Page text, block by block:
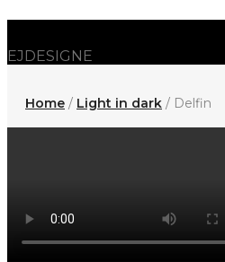
EJDESIGNE
Home / Light in dark / Delfin